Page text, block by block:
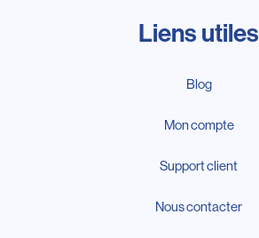
Liens utiles
Blog
Mon compte
Support client
Nous contacter